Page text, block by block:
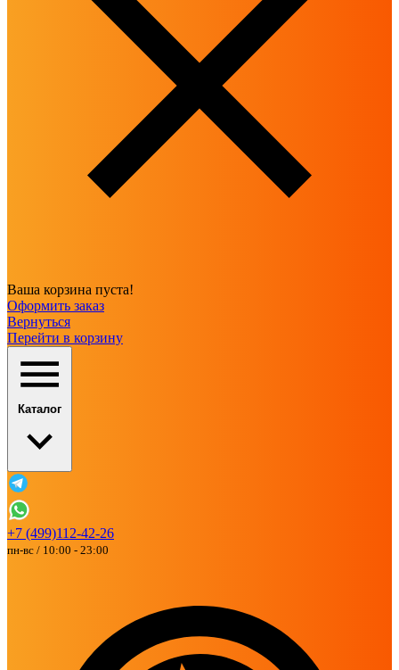
Ваша корзина пуста!
Оформить заказ
Вернуться
Перейти в корзину
Каталог
+7 (499)112-42-26
пн-вс / 10:00 - 23:00